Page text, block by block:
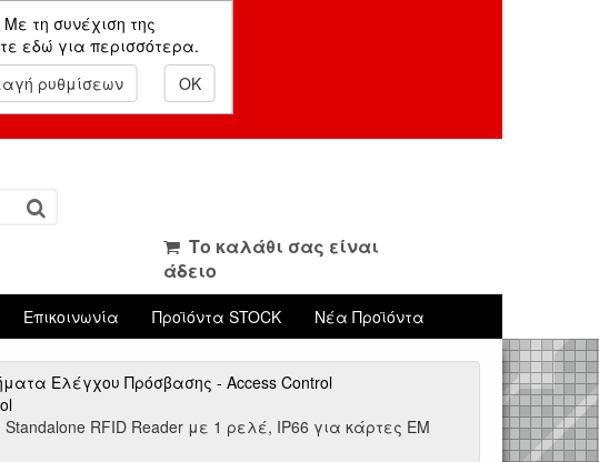
τη συνέχιση της
εδώ για περισσότερα.
ρυθμίσεων
OK
Το καλάθι σας είναι
άδειο
Επικοινωνία Προϊόντα STOCK Νέα Προϊόντα
Ελέγχου Πρόσβασης - Access Control
RFID Reader με 1 ρελέ, IP66 για κάρτες EM